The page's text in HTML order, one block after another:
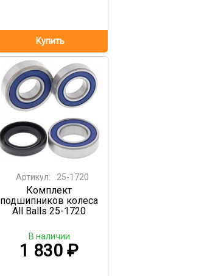
Артикул: 25-1720
Комплект
подшипников колеса
All Balls 25-1720
1 830 ₽
В наличии